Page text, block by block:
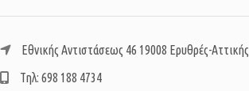
Εθνικής Αντιστάσεως 46 19008 Ερυθρές-Αττικής
Τηλ: 698 188 4734